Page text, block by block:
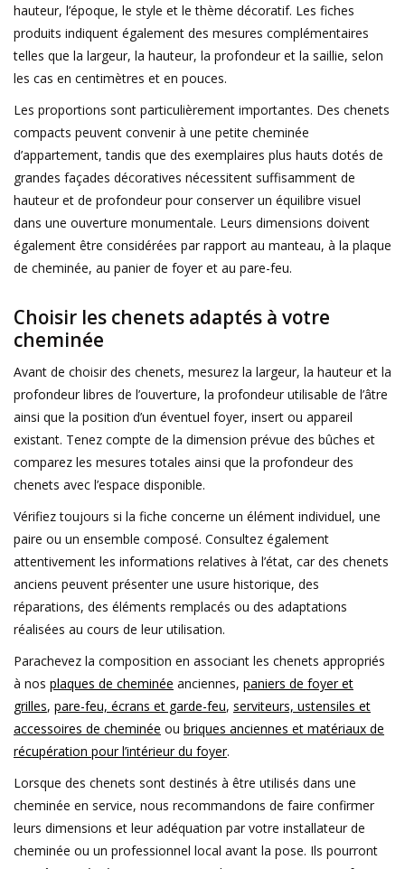
hauteur, l’époque, le style et le thème décoratif. Les fiches
produits indiquent également des mesures complémentaires
telles que la largeur, la hauteur, la profondeur et la saillie, selon
les cas en centimètres et en pouces.
Les proportions sont particulièrement importantes. Des chenets
compacts peuvent convenir à une petite cheminée
d’appartement, tandis que des exemplaires plus hauts dotés de
grandes façades décoratives nécessitent suffisamment de
hauteur et de profondeur pour conserver un équilibre visuel
dans une ouverture monumentale. Leurs dimensions doivent
également être considérées par rapport au manteau, à la plaque
de cheminée, au panier de foyer et au pare-feu.
Choisir les chenets adaptés à votre
cheminée
Avant de choisir des chenets, mesurez la largeur, la hauteur et la
profondeur libres de l’ouverture, la profondeur utilisable de l’âtre
ainsi que la position d’un éventuel foyer, insert ou appareil
existant. Tenez compte de la dimension prévue des bûches et
comparez les mesures totales ainsi que la profondeur des
chenets avec l’espace disponible.
Vérifiez toujours si la fiche concerne un élément individuel, une
paire ou un ensemble composé. Consultez également
attentivement les informations relatives à l’état, car des chenets
anciens peuvent présenter une usure historique, des
réparations, des éléments remplacés ou des adaptations
réalisées au cours de leur utilisation.
Parachevez la composition en associant les chenets appropriés
à nos plaques de cheminée anciennes, paniers de foyer et
grilles, pare-feu, écrans et garde-feu, serviteurs, ustensiles et
accessoires de cheminée ou briques anciennes et matériaux de
récupération pour l’intérieur du foyer.
Lorsque des chenets sont destinés à être utilisés dans une
cheminée en service, nous recommandons de faire confirmer
leurs dimensions et leur adéquation par votre installateur de
cheminée ou un professionnel local avant la pose. Ils pourront